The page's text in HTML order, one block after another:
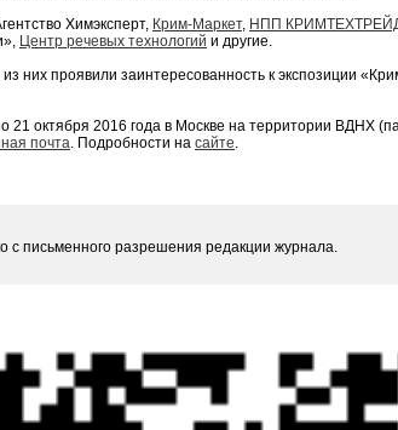
Химэксперт, Крим-Маркет, НПП
Центр речевых технологий и другие.
проявили заинтересованность к экспозиции
октября 2016 года в Москве на территории ВДНХ
почта . Подробности на сайте
с письменного разрешения редакции журнала.